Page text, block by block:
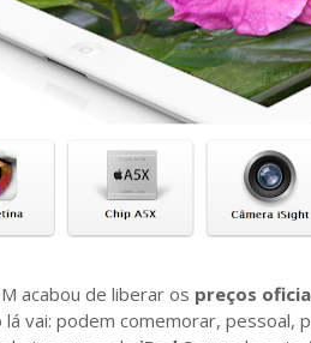
acabou de liberar os preços
lá vai: podem comemorar, pessoal,